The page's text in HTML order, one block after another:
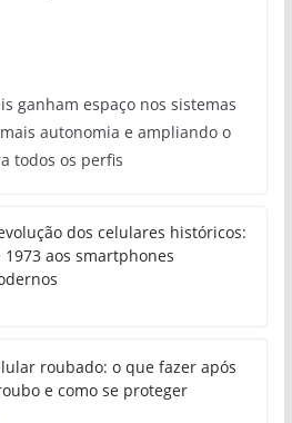
ganham espaço nos sistemas
autonomia e ampliando o
todos os perfis
dos celulares históricos:
1973 aos smartphones
roubado: o que fazer após
e como se proteger